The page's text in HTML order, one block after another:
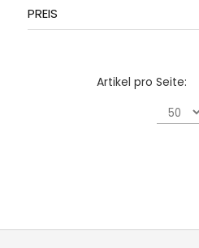
PREIS
Artikel pro Seite: